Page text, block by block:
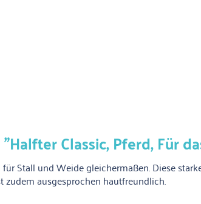
Classic, Pferd, Für
Stall und Weide gleichermaßen. Diese
zudem ausgesprochen hautfreundlich.